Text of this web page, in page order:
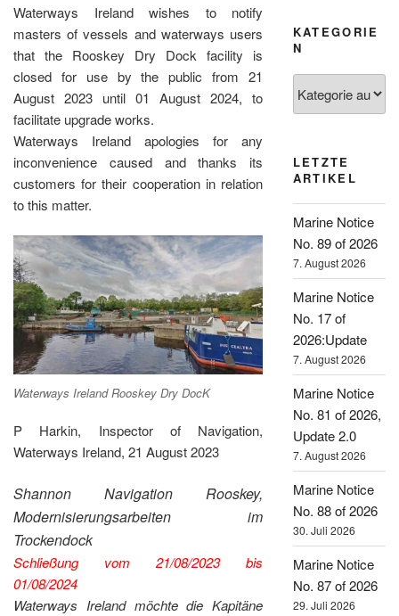
Waterways Ireland wishes to notify
masters of vessels and waterways users
that the Rooskey Dry Dock facility is
closed for use by the public from 21
August 2023 until 01 August 2024, to
facilitate upgrade works.
Waterways Ireland apologies for any
inconvenience caused and thanks its
customers for their cooperation in relation
to this matter.
Waterways Ireland Rooskey Dry DocK
P Harkin, Inspector of Navigation,
Waterways Ireland, 21 August 2023
Shannon Navigation Rooskey,
Modernisierungsarbeiten im
Trockendock
Schließung vom 21/08/2023 bis
01/08/2024
Waterways Ireland möchte die Kapitäne
KATEGORIE
N
LETZTE
ARTIKEL
Marine Notice
No. 89 of 2026
7. August 2026
Marine Notice
No. 17 of
2026:Update
7. August 2026
Marine Notice
No. 81 of 2026,
Update 2.0
7. August 2026
Marine Notice
No. 88 of 2026
30. Juli 2026
Marine Notice
No. 87 of 2026
29. Juli 2026